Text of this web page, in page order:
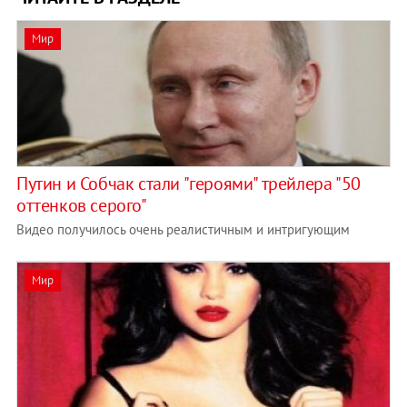
Мир
Путин и Собчак стали "героями" трейлера "50
оттенков серого"
Видео получилось очень реалистичным и интригующим
Мир